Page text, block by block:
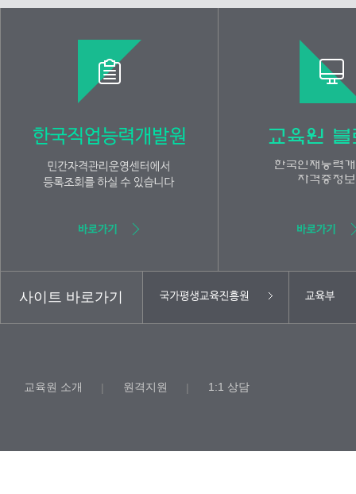
사이트 바로가기
교육원 소개 | 원격지원 | 1:1 상담